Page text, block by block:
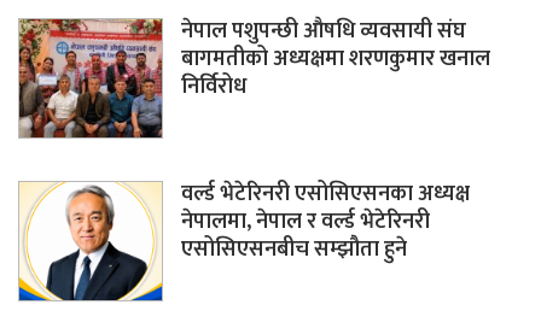
नेपाल पशुपन्छी औषधि व्यवसायी संघ
बागमतीको अध्यक्षमा शरणकुमार खनाल
निर्विरोध
वर्ल्ड भेटेरिनरी एसोसिएसनका अध्यक्ष
नेपालमा, नेपाल र वर्ल्ड भेटेरिनरी
एसोसिएसनबीच सम्झौता हुने